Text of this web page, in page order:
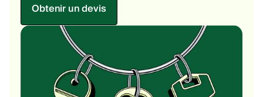
Obtenir un devis